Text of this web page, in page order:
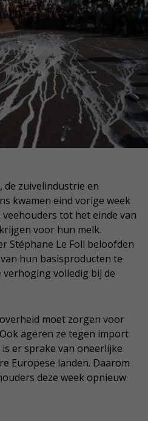
de zuivelindustrie en
kwamen eind vorige week
tot het einde van
voor hun melk.
Stéphane Le Foll beloofden
hun basisproducten te
verhoging volledig bij de
moet zorgen voor
ageren ze tegen import
er sprake van oneerlijke
Europese landen. Daarom
deze week opnieuw